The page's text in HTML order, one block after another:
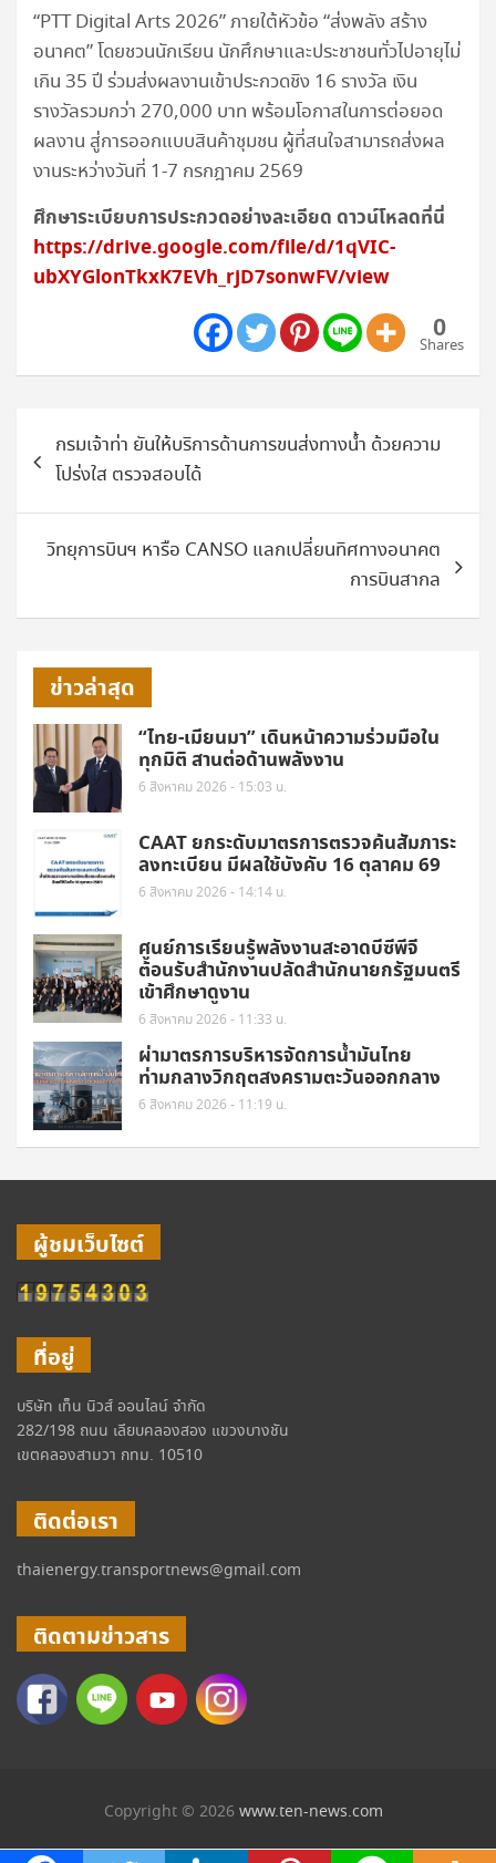
“PTT Digital Arts 2026” ภายใต้หัวข้อ “ส่งพลัง สร้าง
อนาคต” โดยชวนนักเรียน นักศึกษาและประชาชนทั่วไปอายุไม่
เกิน 35 ปี ร่วมส่งผลงานเข้าประกวดชิง 16 รางวัล เงิน
รางวัลรวมกว่า 270,000 บาท พร้อมโอกาสในการต่อยอด
ผลงาน สู่การออกแบบสินค้าชุมชน ผู้ที่สนใจสามารถส่งผล
งานระหว่างวันที่ 1-7 กรกฎาคม 2569
ศึกษาระเบียบการประกวดอย่างละเอียด ดาวน์โหลดที่นี่
https://drive.google.com/file/d/1qVIC-
ubXYGlonTkxK7EVh_rjD7sonwFV/view
0
Shares
แนะแนว
เรื่องกรมเจ้าท่า ยันให้บริการด้านการขนส่งทางน้ำ ด้วยความ
โปร่งใส ตรวจสอบได้
วิทยุการบินฯ หารือ CANSO แลกเปลี่ยนทิศทางอนาคต
การบินสากล
ข่าวล่าสุด
“ไทย-เมียนมา” เดินหน้าความร่วมมือใน
ทุกมิติ สานต่อด้านพลังงาน
6 สิงหาคม 2026 - 15:03 น.
CAAT ยกระดับมาตรการตรวจค้นสัมภาระ
ลงทะเบียน มีผลใช้บังคับ 16 ตุลาคม 69
6 สิงหาคม 2026 - 14:14 น.
ศูนย์การเรียนรู้พลังงานสะอาดบีซีพีจี
ต้อนรับสำนักงานปลัดสำนักนายกรัฐมนตรี
เข้าศึกษาดูงาน
6 สิงหาคม 2026 - 11:33 น.
ผ่ามาตรการบริหารจัดการน้ำมันไทย
ท่ามกลางวิกฤตสงครามตะวันออกกลาง
6 สิงหาคม 2026 - 11:19 น.
ผู้ชมเว็บไซต์
ที่อยู่
บริษัท เท็น นิวส์ ออนไลน์ จำกัด
282/198 ถนน เลียบคลองสอง แขวงบางชัน
เขตคลองสามวา กทม. 10510
ติดต่อเรา
thaienergy.transportnews@gmail.com
ติดตามข่าวสาร
Copyright © 2026 www.ten-news.com